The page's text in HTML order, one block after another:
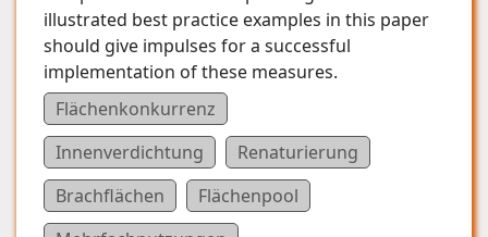
illustrated best practice examples in this paper
should give impulses for a successful
implementation of these measures.
Flächenkonkurrenz
Innenverdichtung
Renaturierung
Brachflächen
Flächenpool